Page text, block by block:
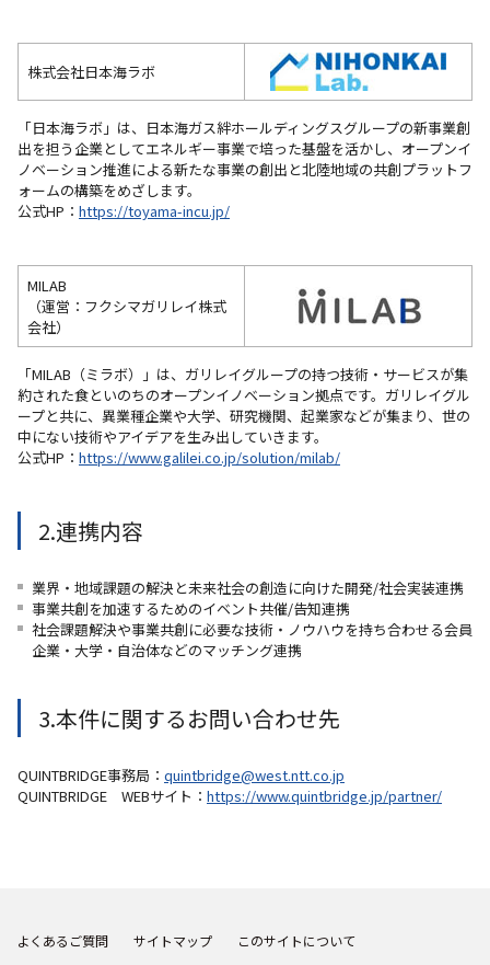
株式会社日本海ラボ
「日本海ラボ」は、日本海ガス絆ホールディングスグループの新事業創
出を担う企業としてエネルギー事業で培った基盤を活かし、オープンイ
ノベーション推進による新たな事業の創出と北陸地域の共創プラットフ
ォームの構築をめざします。
公式HP： https://toyama-incu.jp/
MILAB
（運営：フクシマガリレイ株式
会社）
「MILAB（ミラボ）」は、ガリレイグループの持つ技術・サービスが集
約された食といのちのオープンイノベーション拠点です。ガリレイグル
ープと共に、異業種企業や⼤学、研究機関、起業家などが集まり、世の
中にない技術やアイデアを生み出していきます。
公式HP： https://www.galilei.co.jp/solution/milab/
2.連携内容
業界・地域課題の解決と未来社会の創造に向けた開発/社会実装連携
事業共創を加速するためのイベント共催/告知連携
社会課題解決や事業共創に必要な技術・ノウハウを持ち合わせる会員
企業・大学・自治体などのマッチング連携
3.本件に関するお問い合わせ先
QUINTBRIDGE事務局： quintbridge@west.ntt.co.jp
QUINTBRIDGE WEBサイト： https://www.quintbridge.jp/partner/
よくあるご質問 サイトマップ このサイトについて